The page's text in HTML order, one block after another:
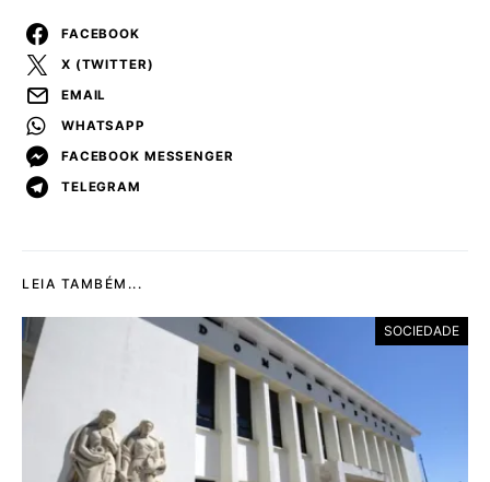
FACEBOOK
X (TWITTER)
EMAIL
WHATSAPP
FACEBOOK MESSENGER
TELEGRAM
LEIA TAMBÉM...
SOCIEDADE